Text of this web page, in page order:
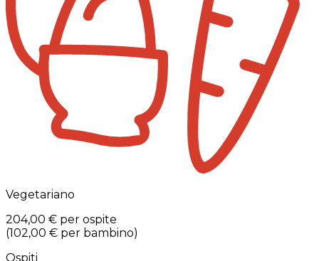
Vegetariano
204,00 € per ospite
(102,00 € per bambino)
Ospiti